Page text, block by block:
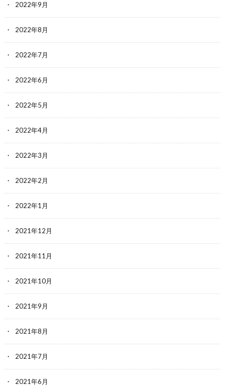
2022年9月
2022年8月
2022年7月
2022年6月
2022年5月
2022年4月
2022年3月
2022年2月
2022年1月
2021年12月
2021年11月
2021年10月
2021年9月
2021年8月
2021年7月
2021年6月